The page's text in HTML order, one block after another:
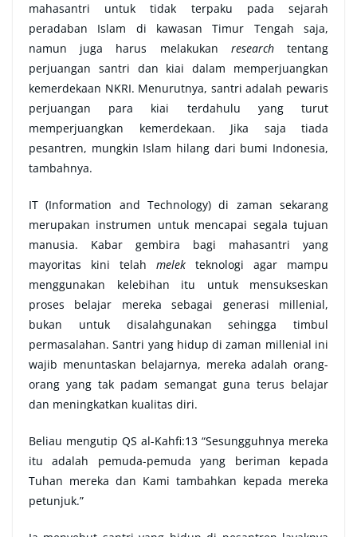
mahasantri untuk tidak terpaku pada sejarah
peradaban Islam di kawasan Timur Tengah saja,
namun juga harus melakukan researchtentang
perjuangan santri dan kiai dalam memperjuangkan
kemerdekaan NKRI. Menurutnya, santri adalah pewaris
perjuangan para kiai terdahulu yang turut
memperjuangkan kemerdekaan. Jika saja tiada
pesantren, mungkin Islam hilang dari bumi Indonesia,
tambahnya.
IT (Information and Technology) di zaman sekarang
merupakan instrumen untuk mencapai segala tujuan
manusia. Kabar gembira bagi mahasantri yang
mayoritas kini telah melek teknologi agar mampu
menggunakan kelebihan itu untuk mensukseskan
proses belajar mereka sebagai generasi millenial,
bukan untuk disalahgunakan sehingga timbul
permasalahan. Santri yang hidup di zaman millenial ini
wajib menuntaskan belajarnya, mereka adalah orang-
orang yang tak padam semangat guna terus belajar
dan meningkatkan kualitas diri.
Beliau mengutip QS al-Kahfi:13 “Sesungguhnya mereka
itu adalah pemuda-pemuda yang beriman kepada
Tuhan mereka dan Kami tambahkan kepada mereka
petunjuk.”